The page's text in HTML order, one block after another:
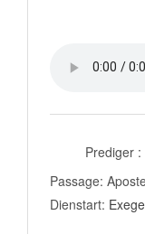
Prediger :
Passage:
Dienstart: